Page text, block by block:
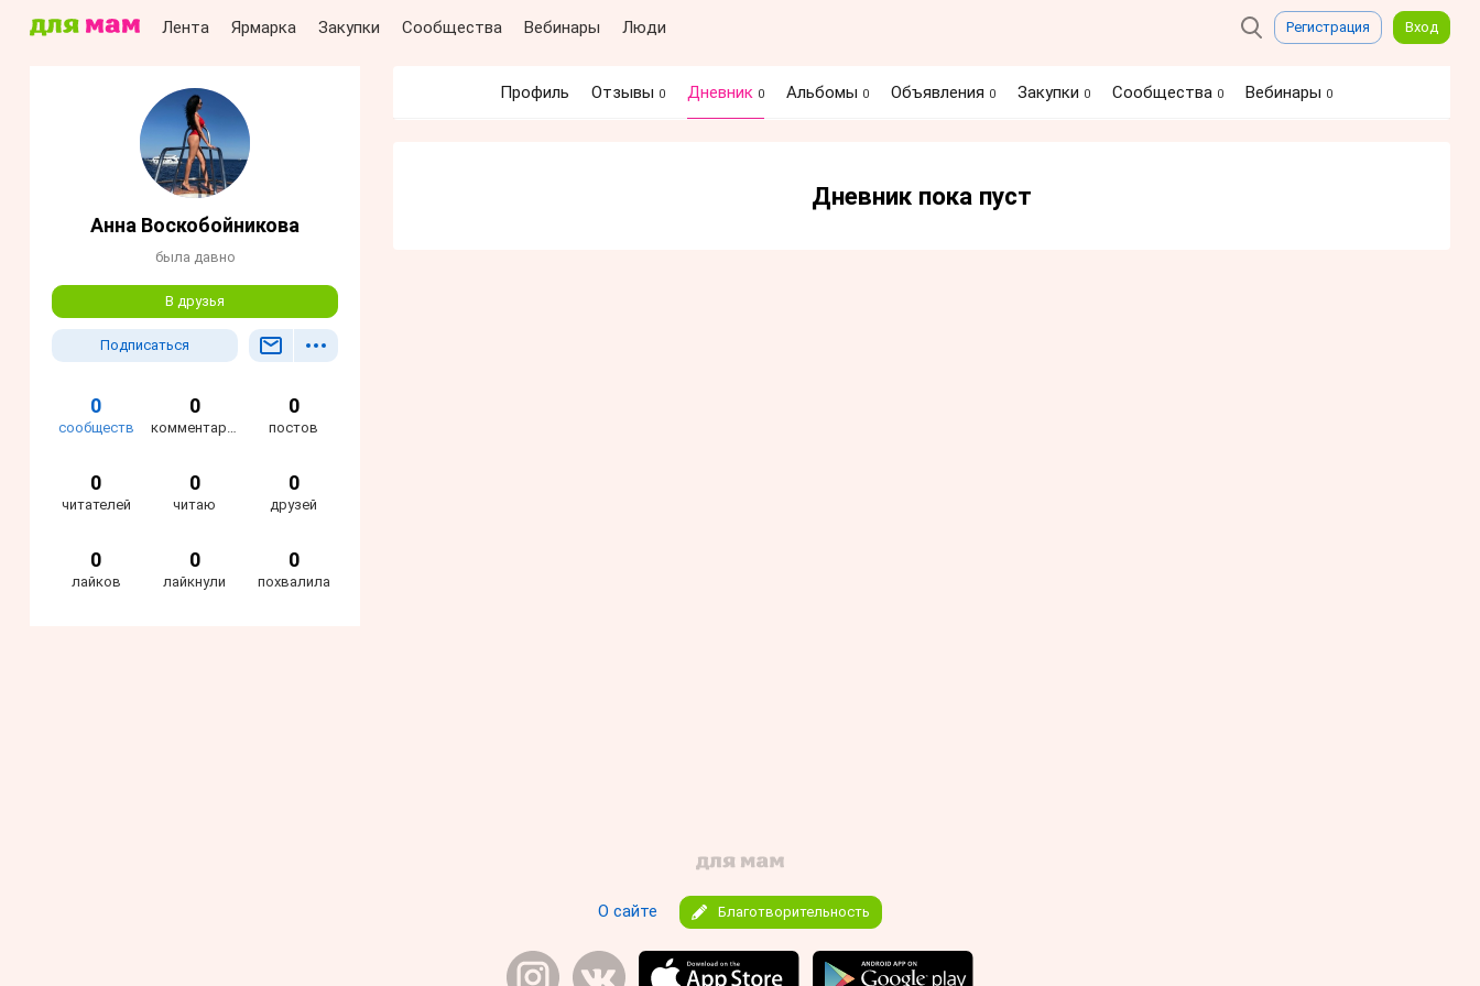
Лента Ярмарка Закупки Сообщества Вебинары Люди Регистрация Вход
Анна Воскобойникова
была давно
В друзья
Подписаться
0
сообществ
0
комментариев
0
постов
0
читателей
0
читаю
0
друзей
0
лайков
0
лайкнули
0
похвалила
Профиль Отзывы 0 Дневник 0 Альбомы 0 Объявления 0 Закупки 0 Сообщества 0 Вебинары 0
Дневник пока пуст
О сайте Благотворительность